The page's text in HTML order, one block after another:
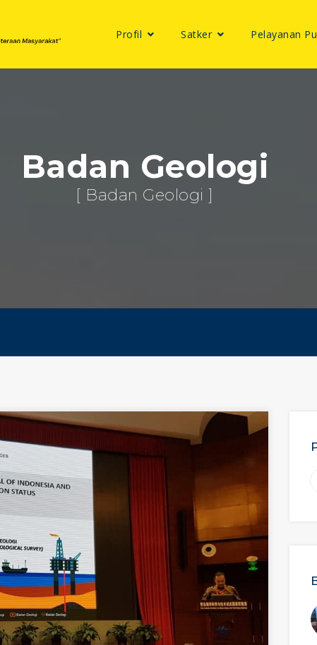
Profil Satker Pelayanan
Badan Geologi
[ Badan Geologi ]